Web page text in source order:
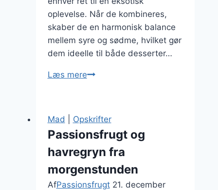
oplevelse. Når de kombineres,
skaber de en harmonisk balance
mellem syre og sødme, hvilket gør
dem ideelle til både desserter…
Læs merePassionsfrugt
kombinationen
himmelsk
Mad Opskrifter
Passionsfrugt og
havregryn fra
morgenstunden
AfPassionsfrugt 21. december